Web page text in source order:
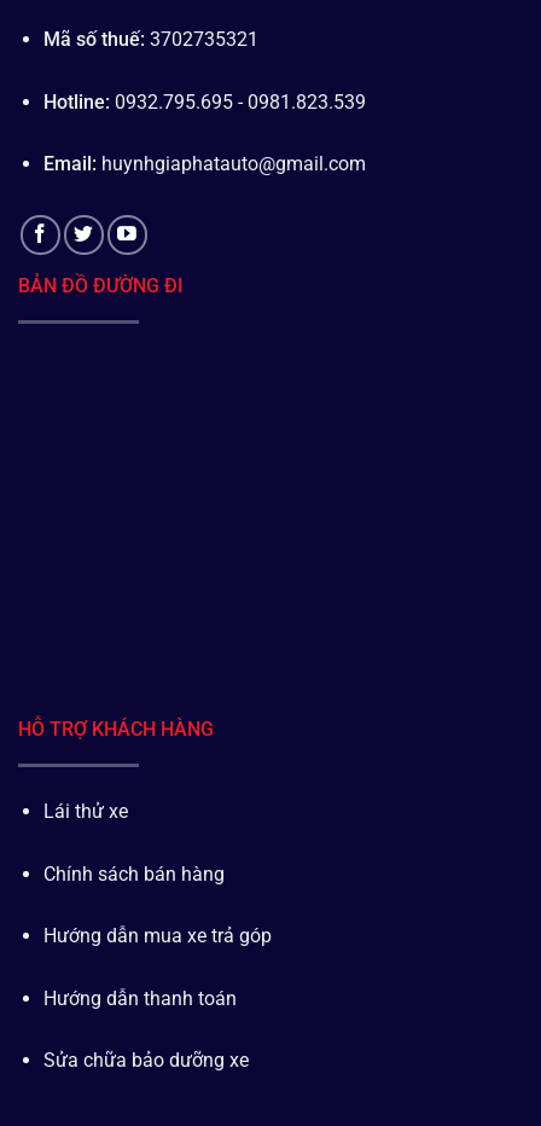
Mã số thuế: 3702735321
Hotline: 0932.795.695 - 0981.823.539
Email: huynhgiaphatauto@gmail.com
BẢN ĐỒ ĐƯỜNG ĐI
HỖ TRỢ KHÁCH HÀNG
Lái thử xe
Chính sách bán hàng
Hướng dẫn mua xe trả góp
Hướng dẫn thanh toán
Sửa chữa bảo dưỡng xe